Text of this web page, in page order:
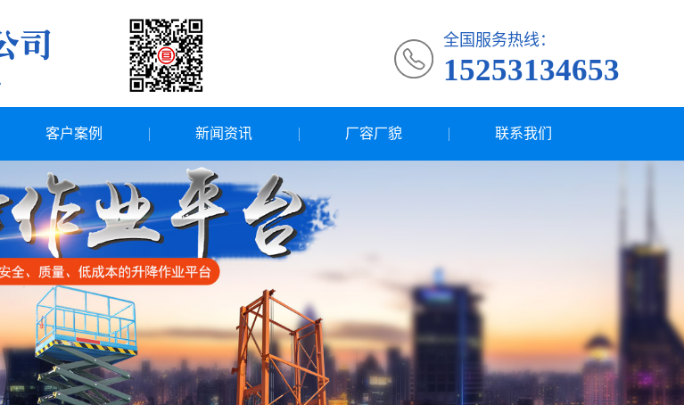
全国服务热线：
15253134653
客户案例 新闻资讯 厂容厂貌 联系我们